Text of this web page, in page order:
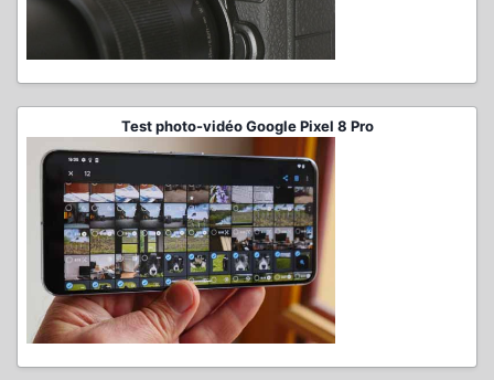
Test photo-vidéo Google Pixel 8 Pro